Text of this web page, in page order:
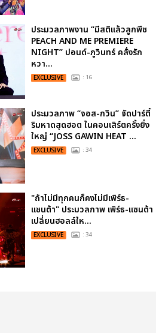
ประมวลภาพงาน “มีสติแล้วลูกพีช
PEACH AND ME PREMIERE
NIGHT” ปอนด์-ภูวินทร์ คลั่งรัก
หวา...
EXCLUSIVE : 16
ประมวลภาพ “จอส-กวิน” จัดปาร์ตี้
ริมหาดสุดฮอต ในคอนเสิร์ตครั้งยิ่ง
ใหญ่ “JOSS GAWIN HEAT ...
EXCLUSIVE : 34
"ถ้าไม่มีทุกคนก็คงไม่มีเพิร์ธ-
แซนต้า" ประมวลภาพ เพิร์ธ-แซนต้า
เปลี่ยนฮอลล์ให...
EXCLUSIVE : 34